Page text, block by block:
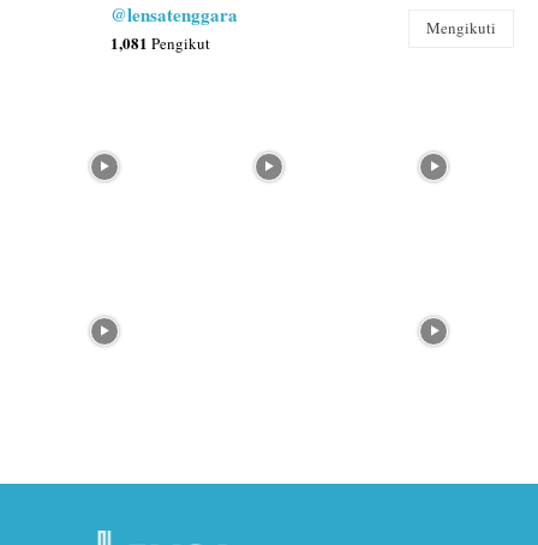
@lensatenggara
1,081 Pengikut
Mengikuti